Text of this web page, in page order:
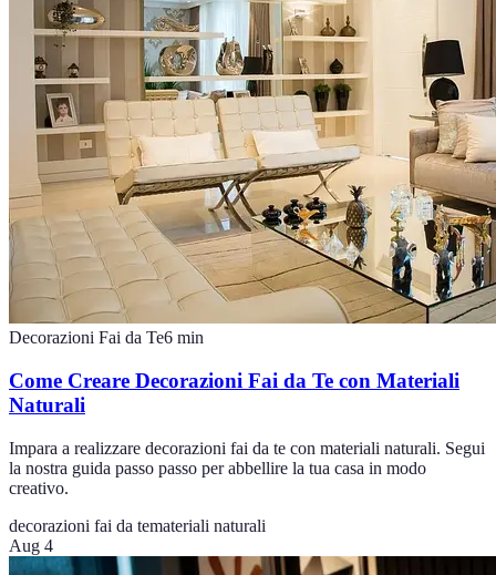
Decorazioni Fai da Te6 min
Come Creare Decorazioni Fai da Te con Materiali
Naturali
Impara a realizzare decorazioni fai da te con materiali naturali. Segui
la nostra guida passo passo per abbellire la tua casa in modo
creativo.
decorazioni fai da temateriali naturali
Aug 4